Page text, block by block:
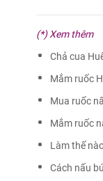
(*) Xem thêm
Chả cua
Mắm ruốc
Mua ruốc
Mắm ruốc
Làm thế
Cách nấu